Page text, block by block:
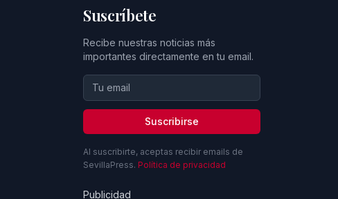
Suscríbete
Recibe nuestras noticias más
importantes directamente en tu email.
Suscribirse
Al suscribirte, aceptas recibir emails de
SevillaPress. Política de privacidad
Publicidad